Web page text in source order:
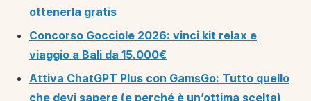
ottenerla gratis
Concorso Gocciole 2026: vinci kit relax e
viaggio a Bali da 15.000€
Attiva ChatGPT Plus con GamsGo: Tutto quello
che devi sapere (e perché è un’ottima scelta)